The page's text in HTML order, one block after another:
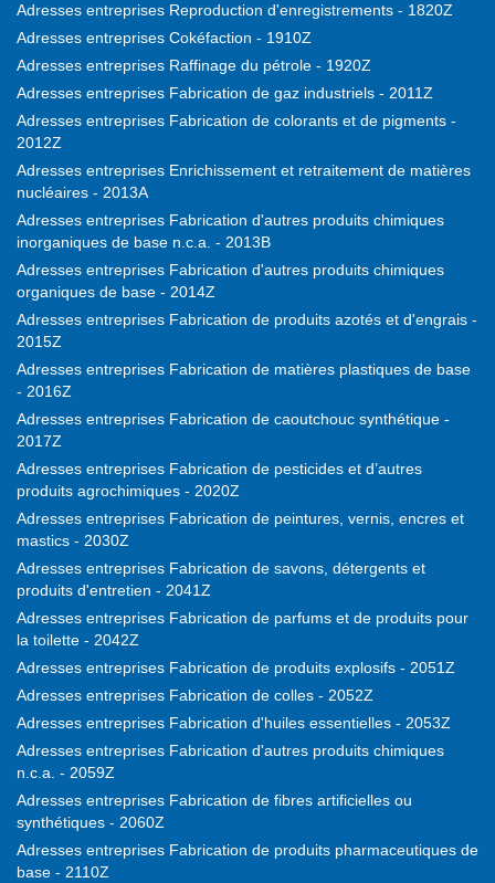
Adresses entreprises Reproduction d'enregistrements - 1820Z
Adresses entreprises Cokéfaction - 1910Z
Adresses entreprises Raffinage du pétrole - 1920Z
Adresses entreprises Fabrication de gaz industriels - 2011Z
Adresses entreprises Fabrication de colorants et de pigments -
2012Z
Adresses entreprises Enrichissement et retraitement de matières
nucléaires - 2013A
Adresses entreprises Fabrication d'autres produits chimiques
inorganiques de base n.c.a. - 2013B
Adresses entreprises Fabrication d'autres produits chimiques
organiques de base - 2014Z
Adresses entreprises Fabrication de produits azotés et d'engrais -
2015Z
Adresses entreprises Fabrication de matières plastiques de base
- 2016Z
Adresses entreprises Fabrication de caoutchouc synthétique -
2017Z
Adresses entreprises Fabrication de pesticides et d’autres
produits agrochimiques - 2020Z
Adresses entreprises Fabrication de peintures, vernis, encres et
mastics - 2030Z
Adresses entreprises Fabrication de savons, détergents et
produits d'entretien - 2041Z
Adresses entreprises Fabrication de parfums et de produits pour
la toilette - 2042Z
Adresses entreprises Fabrication de produits explosifs - 2051Z
Adresses entreprises Fabrication de colles - 2052Z
Adresses entreprises Fabrication d'huiles essentielles - 2053Z
Adresses entreprises Fabrication d'autres produits chimiques
n.c.a. - 2059Z
Adresses entreprises Fabrication de fibres artificielles ou
synthétiques - 2060Z
Adresses entreprises Fabrication de produits pharmaceutiques de
base - 2110Z